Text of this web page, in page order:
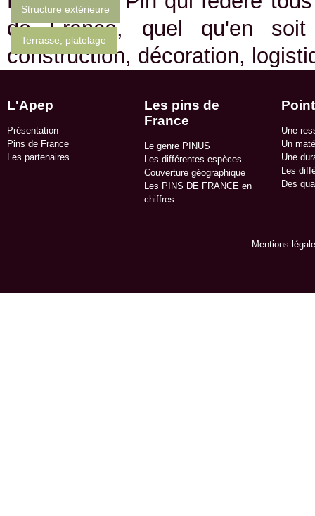
Structure extérieure
Terrasse, platelage
de France, quel qu'en soit
construction, décoration,
L'Apep
Présentation
Pins de France
Les partenaires
Les pins de
France
Le genre PINUS
Les différentes espèces
Couverture géographique
Les PINS DE FRANCE en
chiffres
Une
Un
Une
Les
Des
Mentions